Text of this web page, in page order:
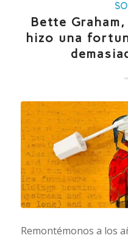
Bette
hizo una
Remontémonos a los